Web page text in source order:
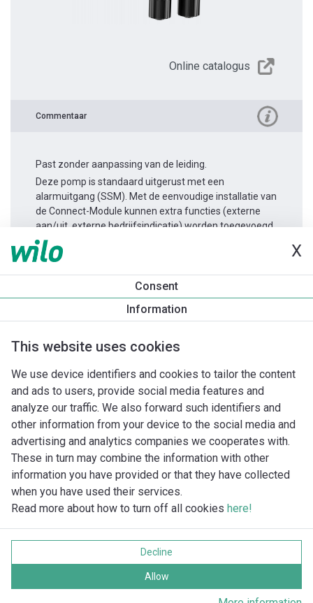
X
Consent
Information
This website uses cookies
We use device identifiers and cookies to tailor the content
and ads to users, provide social media features and
analyze our traffic. We also forward such identifiers and
other information from your device to the social media and
advertising and analytics companies we cooperates with.
These in turn may combine the information with other
information you have provided or that they have collected
when you have used their services.
Read more about how to turn off all cookies here!
Decline
Allow
Online catalogus
Commentaar
Past zonder aanpassing van de leiding.
Deze pomp is standaard uitgerust met een
alarmuitgang (SSM). Met de eenvoudige installatie van
de Connect-Module kunnen extra functies (externe
aan/uit, externe bedrijfsindicatie) worden toegevoegd.
Productinformatie
Imprint
Gegevensbescherming
Alle rechten voorbehouden